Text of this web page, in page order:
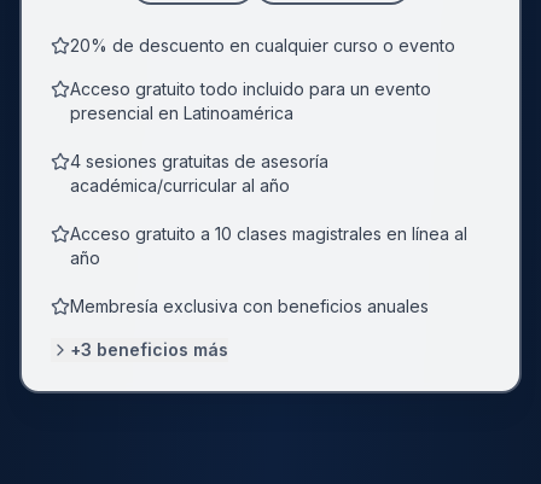
20% de descuento en cualquier curso o evento
Acceso gratuito todo incluido para un evento
presencial en Latinoamérica
4 sesiones gratuitas de asesoría
académica/curricular al año
Acceso gratuito a 10 clases magistrales en línea al
año
Membresía exclusiva con beneficios anuales
+3 beneficios más